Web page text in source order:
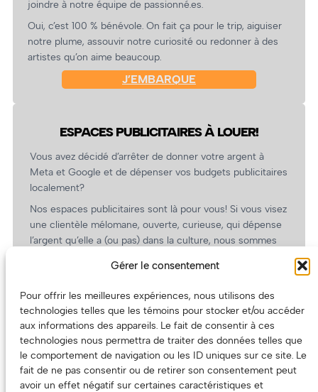
Gérer le consentement
Pour offrir les meilleures expériences, nous utilisons des
technologies telles que les témoins pour stocker et/ou accéder
aux informations des appareils. Le fait de consentir à ces
technologies nous permettra de traiter des données telles que
le comportement de navigation ou les ID uniques sur ce site. Le
fait de ne pas consentir ou de retirer son consentement peut
avoir un effet négatif sur certaines caractéristiques et
joindre à notre équipe de passionné.es.
Oui, c’est 100 % bénévole. On fait ça pour le trip, aiguiser
notre plume, assouvir notre curiosité ou redonner à des
artistes qu’on aime beaucoup.
J’EMBARQUE
ESPACES PUBLICITAIRES À LOUER!
Vous avez décidé d’arrêter de donner votre argent à
Meta et Google et de dépenser vos budgets publicitaires
localement?
Nos espaces publicitaires sont là pour vous! Si vous visez
une clientèle mélomane, ouverte, curieuse, qui dépense
l’argent qu’elle a (ou pas) dans la culture, nous sommes
revient.
(Oui, on va avoir des tarifs spéciaux pour vous, les
artistes!)